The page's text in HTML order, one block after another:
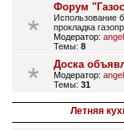
Форум
Использование
прокладка
Модератор:
Темы: 8
Доска
Модератор:
Темы: 31
Летняя